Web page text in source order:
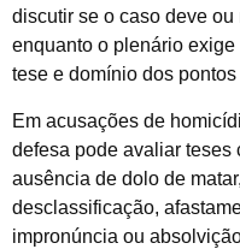
discutir se o caso deve
enquanto o plenário
tese e domínio dos
Em acusações de
defesa pode avaliar teses
ausência de dolo de
desclassificação,
impronúncia ou